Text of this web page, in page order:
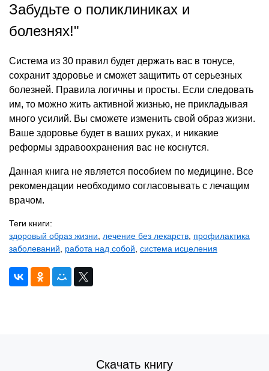
Забудьте о поликлиниках и
болезнях!"
Система из 30 правил будет держать вас в тонусе,
сохранит здоровье и сможет защитить от серьезных
болезней. Правила логичны и просты. Если следовать
им, то можно жить активной жизнью, не прикладывая
много усилий. Вы сможете изменить свой образ жизни.
Ваше здоровье будет в ваших руках, и никакие
реформы здравоохранения вас не коснутся.
Данная книга не является пособием по медицине. Все
рекомендации необходимо согласовывать с лечащим
врачом.
Теги книги:
здоровый образ жизни
лечение без лекарств профилактика
заболеваний
работа над собой система исцеления
Скачать книгу